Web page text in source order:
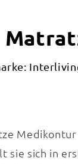
sie sich in